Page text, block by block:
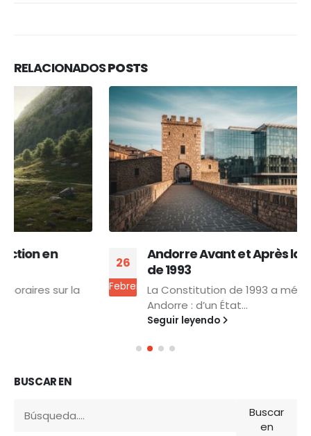
RELACIONADOSPOSTS
26
Febrero
Andorre Avant et Après la Constitution
La Constitution de 1993 a métamorphosé
Andorre : d’un État...
BUSCAR EN
Buscar
en